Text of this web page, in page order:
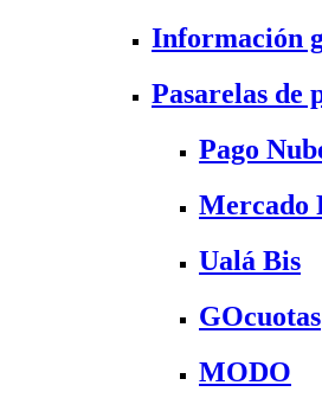
Información
Pasarelas de
Pago
Mercado
Ualá Bis
GOcuotas
MODO